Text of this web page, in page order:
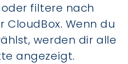
filtere nach
CloudBox. Wenn du
werden dir alle
angezeigt.